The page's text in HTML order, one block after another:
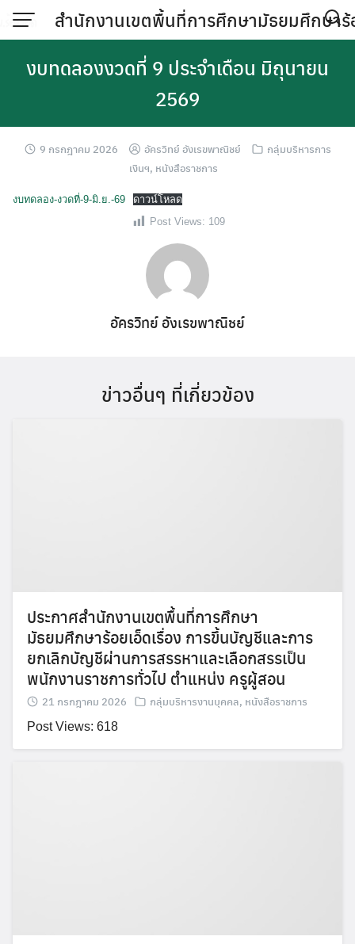
สำนักงานเขตพื้นที่การศึกษามัธยมศึกษาร้
งบทดลองงวดที่ 9 ประจำเดือน มิถุนายน
2569
9 กรกฎาคม 2026 อัครวิทย์ อังเรขพาณิชย์
กลุ่มบริหารการ
เงินฯ, หนังสือราชการ
งบทดลอง-งวดที่-9-มิ.ย.-69
ดาวน์โหลด
Post Views: 109
อัครวิทย์ อังเรขพาณิชย์
ข่าวอื่นๆ ที่เกี่ยวข้อง
ประกาศสำนักงานเขตพื้นที่การศึกษา
มัธยมศึกษาร้อยเอ็ดเรื่อง การขึ้นบัญชีและการ
ยกเลิกบัญชีผ่านการสรรหาและเลือกสรรเป็น
พนักงานราชการทั่วไป ตำแหน่ง ครูผู้สอน
21 กรกฎาคม 2026 กลุ่มบริหารงานบุคคล, หนังสือราชการ
Post Views: 618